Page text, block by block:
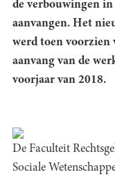
de verbouwingen
aanvangen. Het
werd toen voorzien
aanvang van de
voorjaar van 2018.
De Faculteit
Sociale